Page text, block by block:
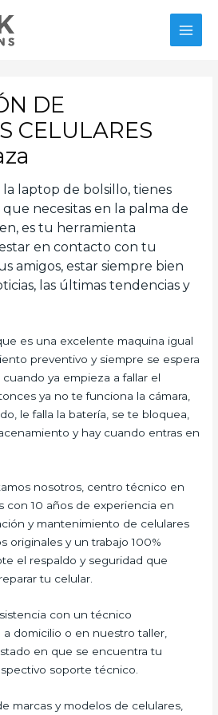
DE
CELULARES
laptop de bolsillo, tienes
necesitas en la palma de
es tu herramienta
en contacto con tu
amigos, estar siempre bien
las últimas tendencias y
es una excelente maquina igual
preventivo y siempre se espera
ya empieza a fallar el
ya no te funciona la cámara,
le falla la batería, se te bloquea,
y hay cuando entras en
nosotros, centro técnico en
con 10 años de experiencia en
y mantenimiento de celulares
originales y un trabajo 100%
el respaldo y seguridad que
tu celular.
con un técnico
domicilio o en nuestro taller,
en que se encuentra tu
soporte técnico.
marcas y modelos de celulares,